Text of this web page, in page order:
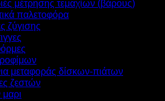
μέτρησης τεμαχίων (βάρους)
παλετοφόρα
ζύγισης
μεταφοράς δίσκων-πιάτων
ζεστών